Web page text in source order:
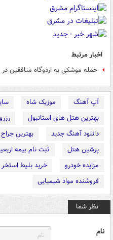
اخبار مرتبط
حمله موشکی به اردوگاه منافقین در
آپ آهنگ موزیک شاه
بهترین هتل های استانبول
دانلود آهنگ جدید
بهترین
پرشین هتل
ثبت نام بیمه
مزایده خودرو
خرید بلیط استخر
فروشنده مواد شیمیایی
نظر شما
نام